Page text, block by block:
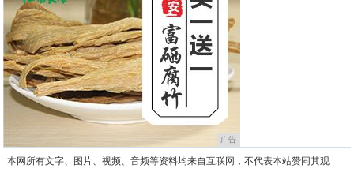
广告
本网所有文字、图片、视频、音频等资料均来自互联网，不代表本站赞同其观